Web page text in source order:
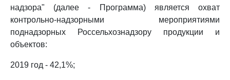
надзора" (далее - Программа) является охват
контрольно-надзорными мероприятиями
поднадзорных Россельхознадзору продукции и
объектов:
2019 год - 42,1%;